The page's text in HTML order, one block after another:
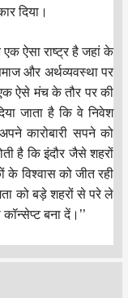
दिया।
एक ऐसा राष्ट्र है जहां के
और अर्थव्यवस्था पर
ऐसे मंच के तौर पर की
जाता है कि वे निवेश
कारोबारी सपने को
है कि इंदौर जैसे शहरों
के विश्वास को जीत रही
को बड़े शहरों से परे ले
बना दें।’’